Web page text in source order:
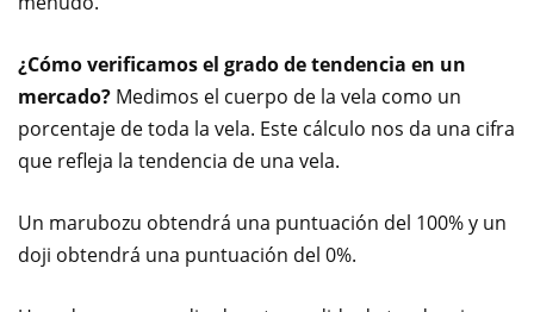
¿Cómo verificamos el grado de tendencia en un
mercado? Medimos el cuerpo de la vela como un
porcentaje de toda la vela. Este cálculo nos da una cifra
que refleja la tendencia de una vela.
Un marubozu obtendrá una puntuación del 100% y un
doji obtendrá una puntuación del 0%.